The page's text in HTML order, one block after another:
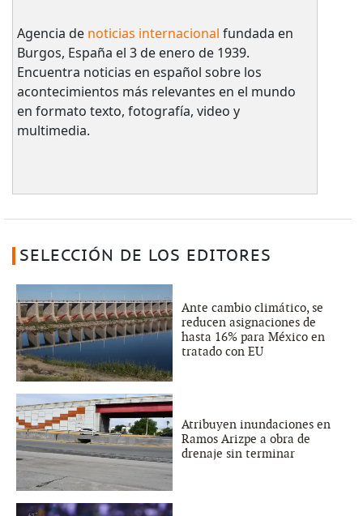
Agencia de noticias internacional fundada en
Burgos, España el 3 de enero de 1939.
Encuentra noticias en español sobre los
acontecimientos más relevantes en el mundo
en formato texto, fotografía, video y
multimedia.
SELECCIÓN DE LOS EDITORES
Ante cambio climático, se
reducen asignaciones de
hasta 16% para México en
tratado con EU
Atribuyen inundaciones en
Ramos Arizpe a obra de
drenaje sin terminar